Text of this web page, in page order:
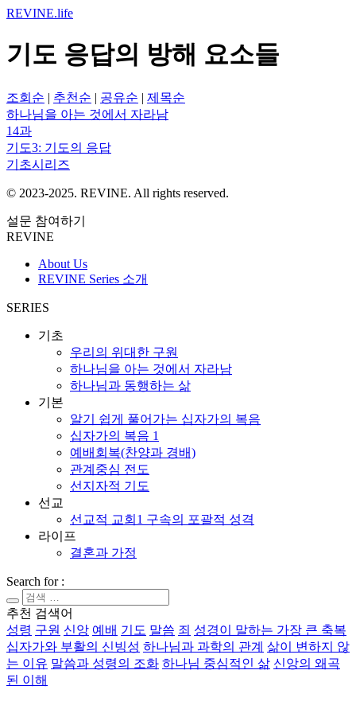
REVINE.life
기도 응답의 방해 요소들
조회순 | 추천순 | 공유순 | 제목순
하나님을 아는 것에서 자라남
14과
기도3: 기도의 응답
기초시리즈
© 2023-2025. REVINE. All rights reserved.
설문 참여하기
REVINE
About Us
REVINE Series 소개
SERIES
기초
우리의 위대한 구원
하나님을 아는 것에서 자라남
하나님과 동행하는 삶
기본
알기 쉽게 풀어가는 십자가의 복음
십자가의 복음 1
예배회복(찬양과 경배)
관계중심 전도
선지자적 기도
선교
선교적 교회1 구속의 포괄적 성격
라이프
결혼과 가정
Search for :
추천 검색어
성령 구원 신앙 예배 기도 말씀 죄 성경이 말하는 가장 큰 축복
십자가와 부활의 신빙성 하나님과 과학의 관계 삶이 변하지 않
는 이유 말씀과 성령의 조화 하나님 중심적인 삶 신앙의 왜곡
된 이해